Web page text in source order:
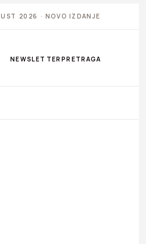
2026 · NOVO IZDANJE
NEWSLETTER PRETRAGA